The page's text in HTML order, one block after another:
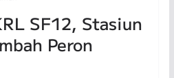
SF12, Stasiun
Peron